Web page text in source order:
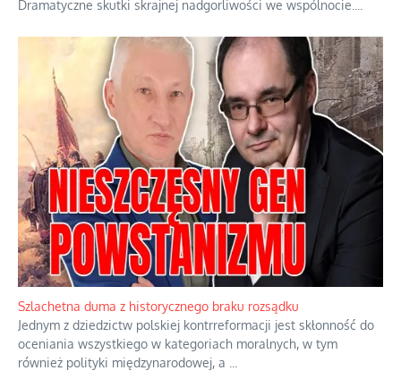
Ekspresowy kurs zbawienia z rodzinną katastrofą
Dramatyczne skutki skrajnej nadgorliwości we wspólnocie.